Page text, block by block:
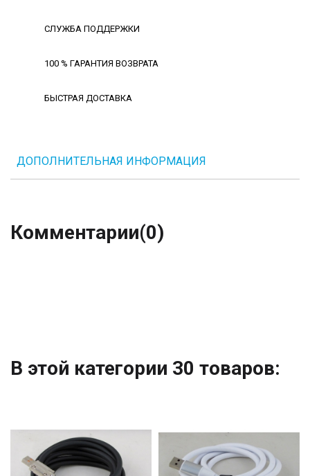
СЛУЖБА ПОДДЕРЖКИ
100 % ГАРАНТИЯ ВОЗВРАТА
БЫСТРАЯ ДОСТАВКА
ДОПОЛНИТЕЛЬНАЯ ИНФОРМАЦИЯ
Комментарии(0)
В этой категории 30 товаров: